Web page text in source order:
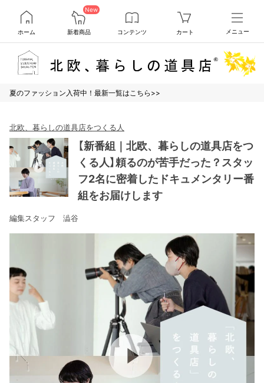
ホーム
New
新着商品 コンテンツ カート メニュー
夏のファッション入荷中！最新一覧はこちら>>
北欧、暮らしの道具店をつくる人
【新番組｜北欧、暮らしの道具店をつ
くる人】頼るのが苦手だった？スタッ
フ2名に密着したドキュメンタリー番
組をお届けします
編集スタッフ 澁谷